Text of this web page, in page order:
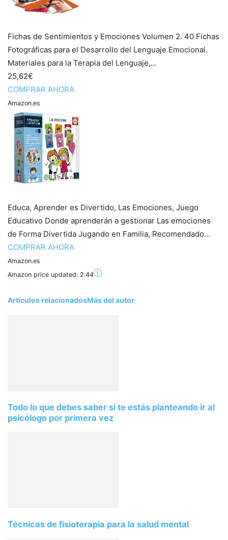
Fichas de Sentimientos y Emociones Volumen 2. 40 Fichas
Fotográficas para el Desarrollo del Lenguaje Emocional.
Materiales para la Terapia del Lenguaje,...
25,62€
COMPRAR AHORA
Amazon.es
Educa, Aprender es Divertido, Las Emociones, Juego
Educativo Donde aprenderán a gestionar Las emociones
de Forma Divertida Jugando en Familia, Recomendado...
COMPRAR AHORA
Amazon.es
Amazon price updated: 2:44
Artículos relacionadosMás del autor
Todo lo que debes saber si te estás planteando ir al
psicólogo por primera vez
Técnicas de fisioterapia para la salud mental